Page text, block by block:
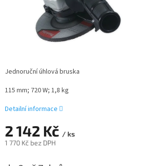
2 142 Kč / ks
1 770 Kč bez DPH
Jednoruční úhlová bruska
115 mm; 720 W; 1,8 kg
Detailní informace